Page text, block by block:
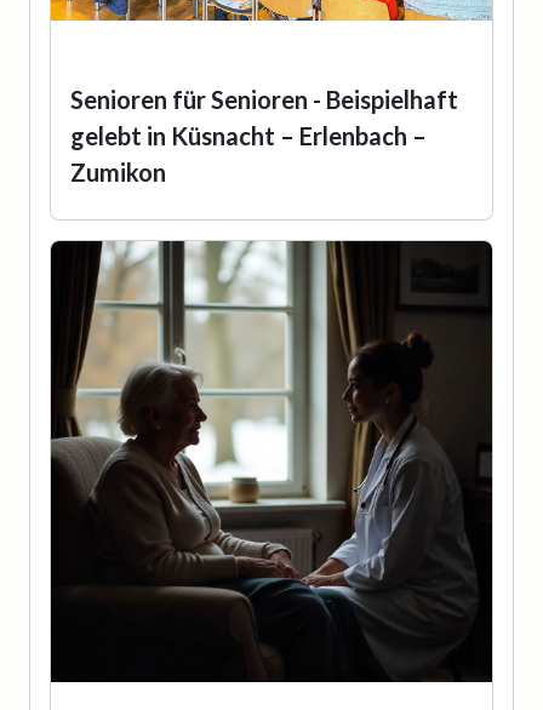
Senioren für Senioren - Beispielhaft
gelebt in Küsnacht – Erlenbach –
Zumikon